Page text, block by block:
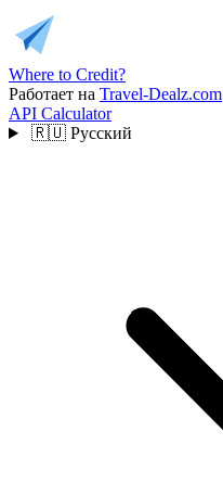
Where to Credit?
Работает на Travel-Dealz.com
API Calculator
🇷🇺 Русский